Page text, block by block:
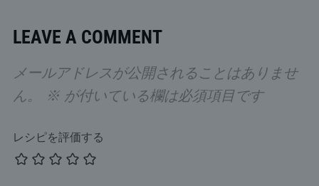
LEAVE A COMMENT
メールアドレスが公開されることはありませ
ん。
※が付いている欄は必須項目です
レシピを評価する